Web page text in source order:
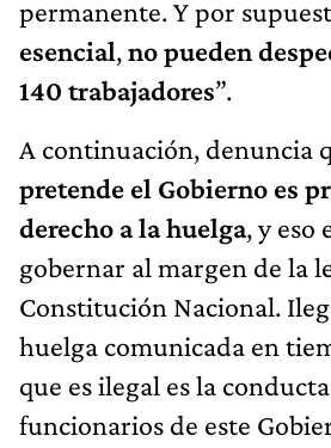
permanente. Y por
esencial,no pueden
140 trabajadores”.
A continuación, denuncia
pretende el Gobierno es
derecho a la huelga, y eso
gobernar al margen de la
Constitución Nacional.
huelga comunicada en
que es ilegal es la
funcionarios de este